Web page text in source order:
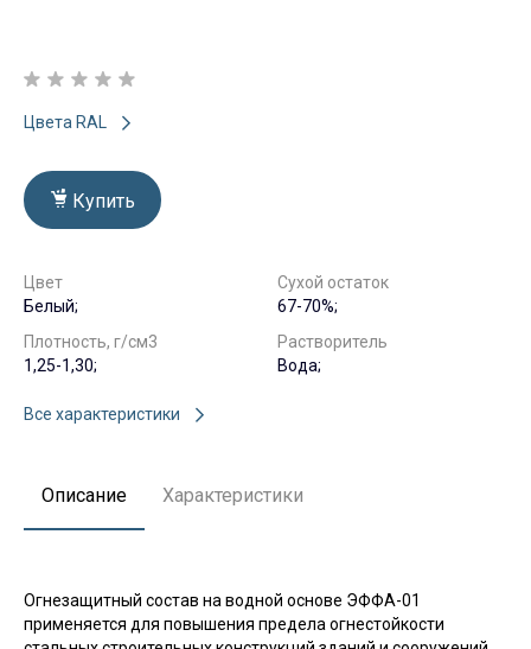
Цвета RAL
Купить
Цвет
Белый;
Сухой остаток
67-70%;
Плотность, г/см3
1,25-1,30;
Растворитель
Вода;
Все характеристики
Описание Характеристики
Огнезащитный состав на водной основе ЭФФА-01
применяется для повышения предела огнестойкости